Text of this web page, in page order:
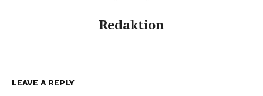
Redaktion
LEAVE A REPLY